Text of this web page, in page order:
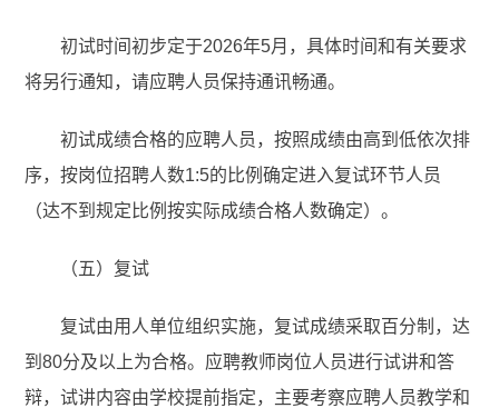
初试时间初步定于2026年5月，具体时间和有关要求
将另行通知，请应聘人员保持通讯畅通。
初试成绩合格的应聘人员，按照成绩由高到低依次排
序，按岗位招聘人数1:5的比例确定进入复试环节人员
（达不到规定比例按实际成绩合格人数确定）。
（五）复试
复试由用人单位组织实施，复试成绩采取百分制，达
到80分及以上为合格。应聘教师岗位人员进行试讲和答
辩，试讲内容由学校提前指定，主要考察应聘人员教学和